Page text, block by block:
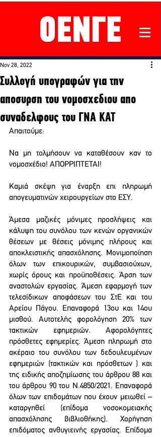
Συλλογή υπογραφών για την
αποσυρση του νομοσχεδιου απο
συναδελφους του ΓΝΑ ΚΑΤ
Nov 28, 2022
Απαιτούμε:
Να μη τολμήσουν να καταθέσουν καν το
νομοσχέδιο! ΑΠΟΡΡΙΠΤΕΤΑΙ!
Καμιά σκέψη για έναρξη επι πληρωμή
απογευματινών χειρουργείων στο ΕΣΥ.
Άμεσα μαζικές μόνιμες προσλήψεις και
κάλυψη του συνόλου των κενών οργανικών
θέσεων με θέσεις μόνιμης πλήρους και
αποκλειστικής απασχόλησης. Μονιμοποίηση
όλων των επικουρικών, συμβασιούχων,
χωρίς όρους και προϋποθέσεις. Άρση των
αναστολών εργασίας. Άμεση εφαρμογή των
τελεσίδικων αποφάσεων του ΣτΕ και του
Αρείου Πάγου. Επαναφορά 13ου και 14ου
μισθού. Αυτοτελής φορολόγηση 20% των
τακτικών εφημεριών. Αφορολόγητες
πρόσθετες εφημερίες. Άμεση πληρωμή στο
ακέραιο του συνόλου των δεδουλευμένων
εφημεριών (τακτικών και πρόσθετων ) και
της ειδικής αποζημίωσης του άρθρου 88 και
του άρθρου 90 του Ν.4850/2021. Επαναφορά
όλων των επιδομάτων που έχουν μειωθεί –
καταργηθεί (επίδομα νοσοκομειακής
απασχόλησης βιβλιοθήκης). Χορήγηση
επιδόματος ανθυγιεινής εργασίας. Επίδομα